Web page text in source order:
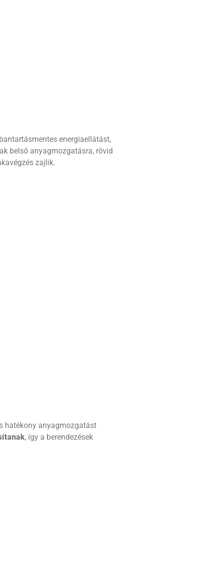
energiaellátást,
belső anyagmozgatásra, rövid
zajlik.
hatékony anyagmozgatást
, így a berendezések